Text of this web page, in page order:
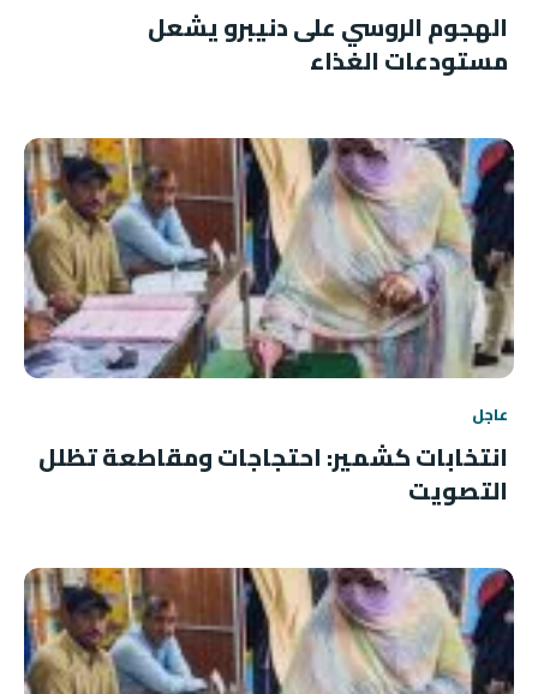
الهجوم الروسي على دنيبرو يشعل
مستودعات الغذاء
عاجل
انتخابات كشمير: احتجاجات ومقاطعة تظلل
التصويت